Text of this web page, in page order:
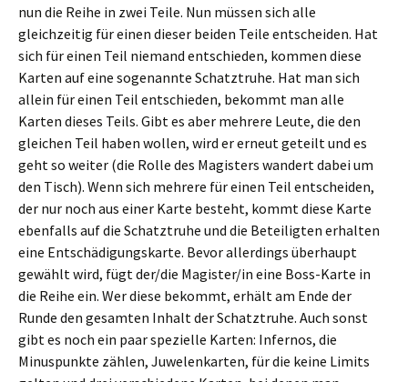
nun die Reihe in zwei Teile. Nun müssen sich alle
gleichzeitig für einen dieser beiden Teile entscheiden. Hat
sich für einen Teil niemand entschieden, kommen diese
Karten auf eine sogenannte Schatztruhe. Hat man sich
allein für einen Teil entschieden, bekommt man alle
Karten dieses Teils. Gibt es aber mehrere Leute, die den
gleichen Teil haben wollen, wird er erneut geteilt und es
geht so weiter (die Rolle des Magisters wandert dabei um
den Tisch). Wenn sich mehrere für einen Teil entscheiden,
der nur noch aus einer Karte besteht, kommt diese Karte
ebenfalls auf die Schatztruhe und die Beteiligten erhalten
eine Entschädigungskarte. Bevor allerdings überhaupt
gewählt wird, fügt der/die Magister/in eine Boss-Karte in
die Reihe ein. Wer diese bekommt, erhält am Ende der
Runde den gesamten Inhalt der Schatztruhe. Auch sonst
gibt es noch ein paar spezielle Karten: Infernos, die
Minuspunkte zählen, Juwelenkarten, für die keine Limits